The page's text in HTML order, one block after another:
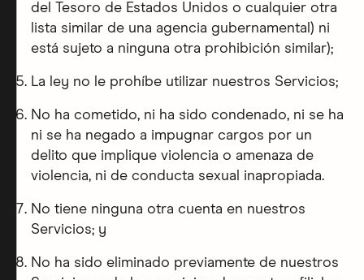
del Tesoro de Estados Unidos o cualquier otra
lista similar de una agencia gubernamental) ni
está sujeto a ninguna otra prohibición similar);
La ley no le prohíbe utilizar nuestros Servicios;
No ha cometido, ni ha sido condenado, ni se ha
ni se ha negado a impugnar cargos por un
delito que implique violencia o amenaza de
violencia, ni de conducta sexual inapropiada.
No tiene ninguna otra cuenta en nuestros
Servicios; y
No ha sido eliminado previamente de nuestros